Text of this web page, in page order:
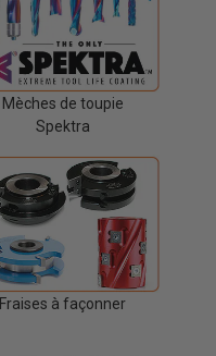
Mèches de toupie
Spektra
Fraises à façonner